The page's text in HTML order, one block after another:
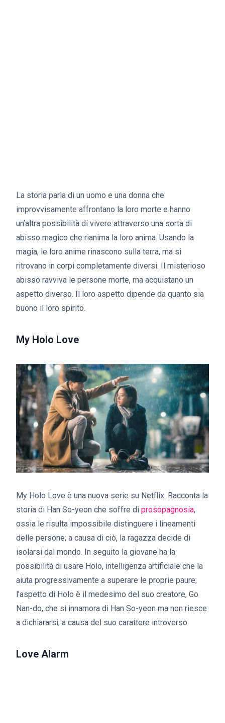
La storia parla di un uomo e una donna che
improvvisamente affrontano la loro morte e hanno
un’altra possibilità di vivere attraverso una sorta di
abisso magico che rianima la loro anima. Usando la
magia, le loro anime rinascono sulla terra, ma si
ritrovano in corpi completamente diversi. Il misterioso
abisso ravviva le persone morte, ma acquistano un
aspetto diverso. Il loro aspetto dipende da quanto sia
buono il loro spirito.
My Holo Love
My Holo Love è una nuova serie su Netflix. Racconta la
storia di Han So-yeon che soffre di prosopagnosia,
ossia le risulta impossibile distinguere i lineamenti
delle persone; a causa di ciò, la ragazza decide di
isolarsi dal mondo. In seguito la giovane ha la
possibilità di usare Holo, intelligenza artificiale che la
aiuta progressivamente a superare le proprie paure;
l’aspetto di Holo è il medesimo del suo creatore, Go
Nan-do, che si innamora di Han So-yeon ma non riesce
a dichiararsi, a causa del suo carattere introverso.
Love Alarm